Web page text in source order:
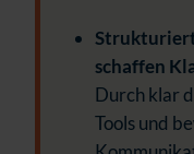
schaffen
Durch klar
Tools und